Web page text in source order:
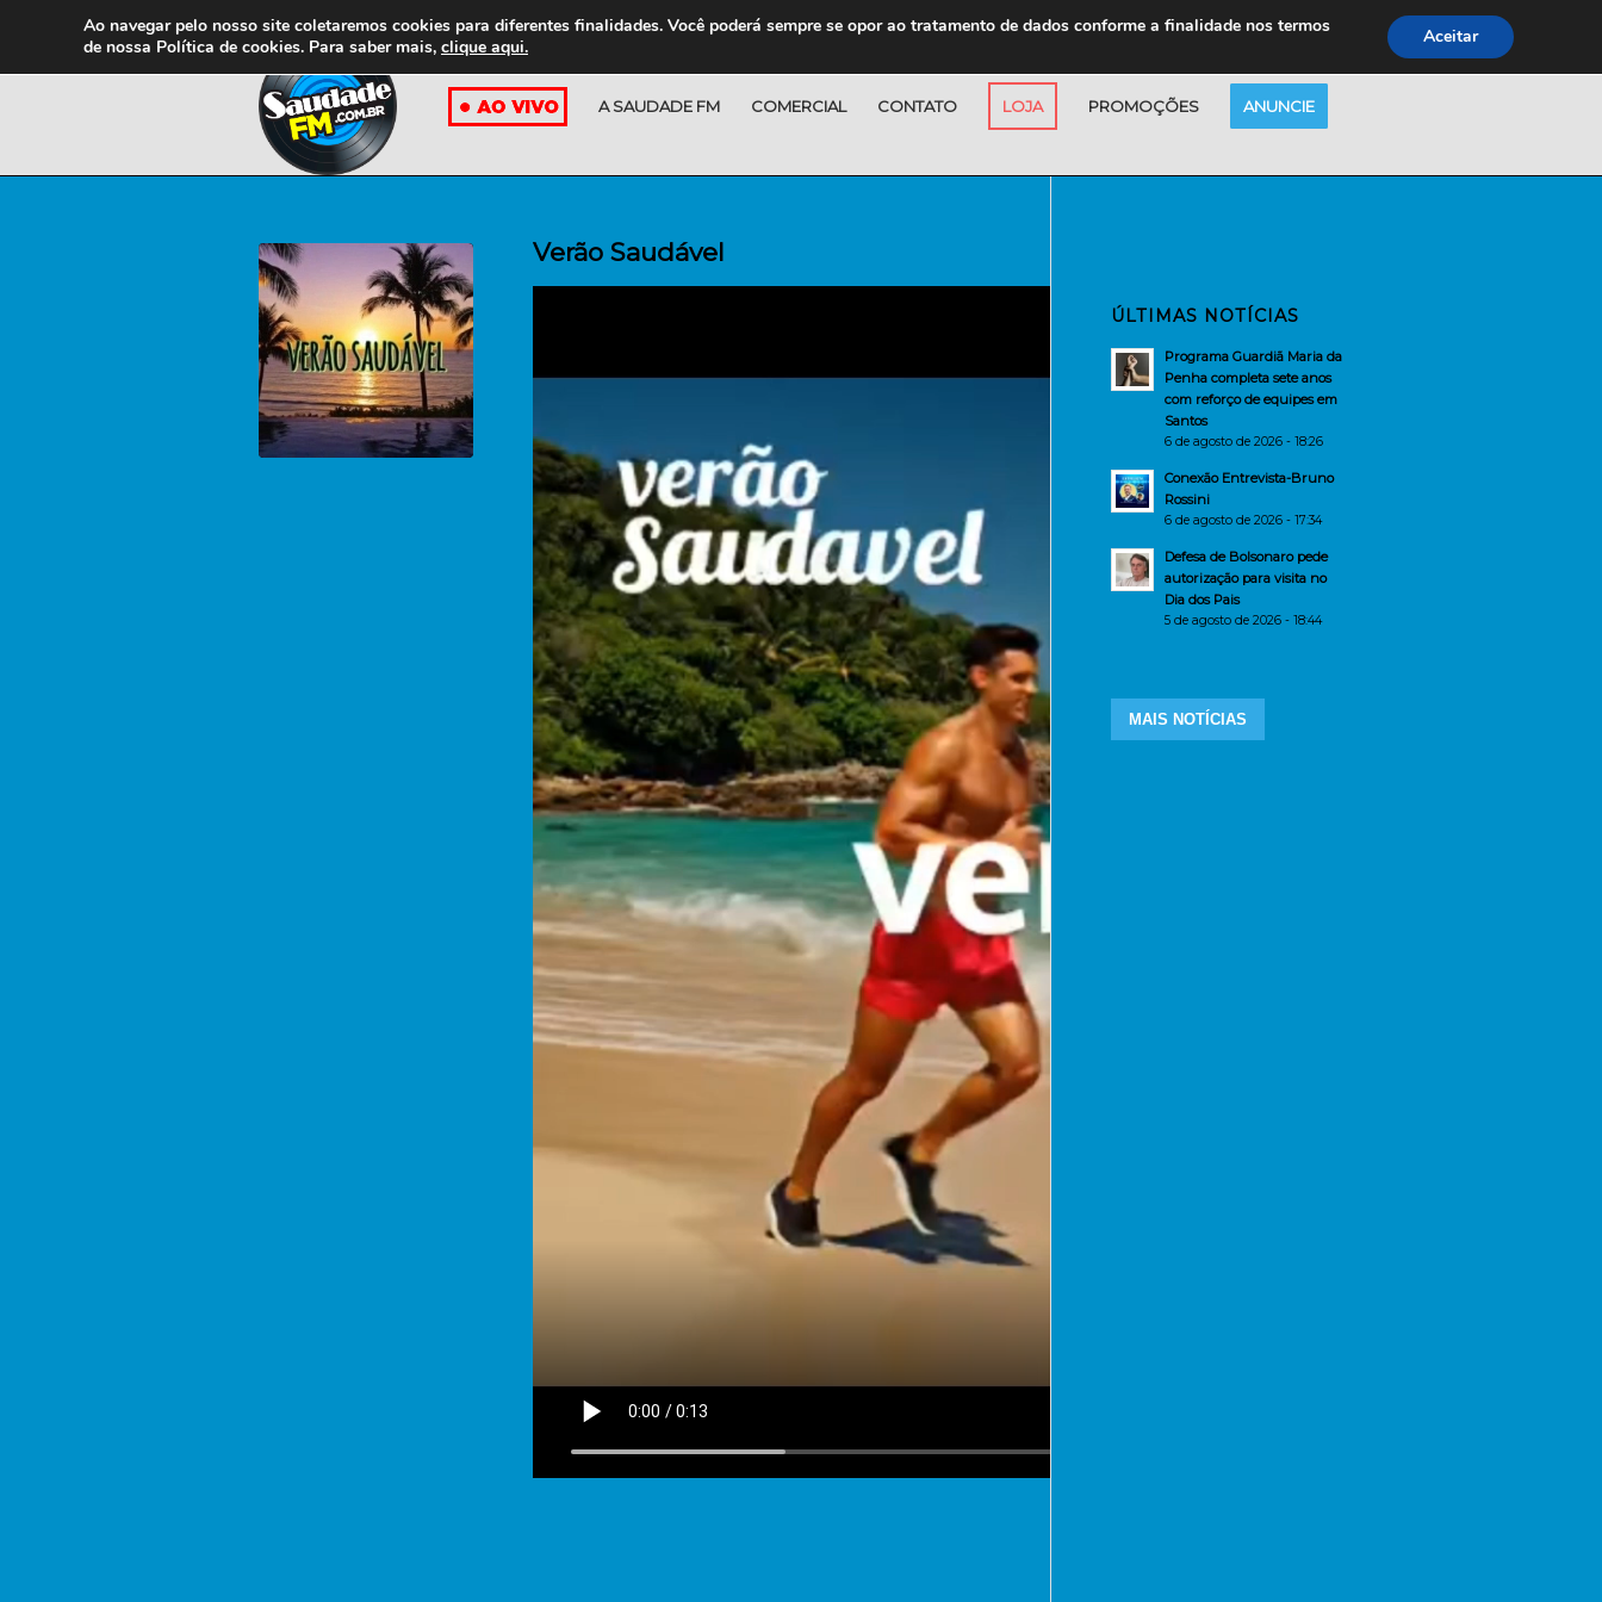
A SAUDADE FM COMERCIAL CONTATO LOJA PROMOÇÕES ANUNCIE
Verão Saudável
ÚLTIMAS NOTÍCIAS
Programa Guardiã Maria da
Penha completa sete anos
com reforço de equipes em
Santos
6 de agosto de 2026 - 18:26
Conexão Entrevista-Bruno
Rossini
6 de agosto de 2026 - 17:34
Defesa de Bolsonaro pede
autorização para visita no
Dia dos Pais
5 de agosto de 2026 - 18:44
MAIS NOTÍCIAS
Ao navegar pelo nosso site coletaremos cookies para diferentes finalidades. Você poderá sempre se opor ao tratamento de dados conforme a finalidade nos termos
de nossa Política de cookies. Para saber mais, clique aqui. Aceitar